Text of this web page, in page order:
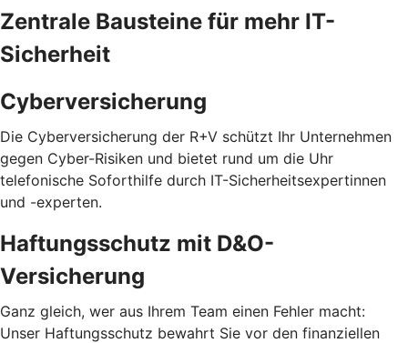
Zentrale Bausteine für mehr IT-
Sicherheit
Cyberversicherung
Die Cyberversicherung der R+V schützt Ihr Unternehmen
gegen Cyber-Risiken und bietet rund um die Uhr
telefonische Soforthilfe durch IT-Sicherheitsexpertinnen
und -experten.
Haftungsschutz mit D&O-
Versicherung
Ganz gleich, wer aus Ihrem Team einen Fehler macht:
Unser Haftungsschutz bewahrt Sie vor den finanziellen